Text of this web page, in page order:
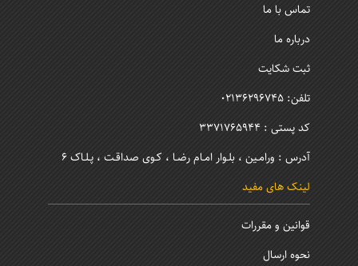
تماس با ما
درباره ما
ثبت شکایت
تلفن: 02136296745
کد پستی : 3371765944
آدرس : ورامـین ، بلـوار امـام رضـا ، کـوی صداقـت ، پـلـاک 6
لینک های مفید
قوانین و مقررات
نحوه ارسال